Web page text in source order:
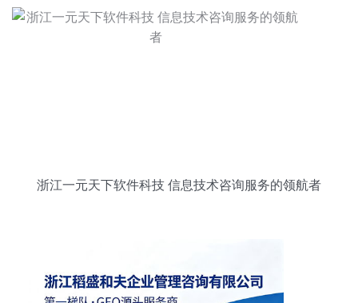
浙江一元天下软件科技 信息技术咨询服务的领航者